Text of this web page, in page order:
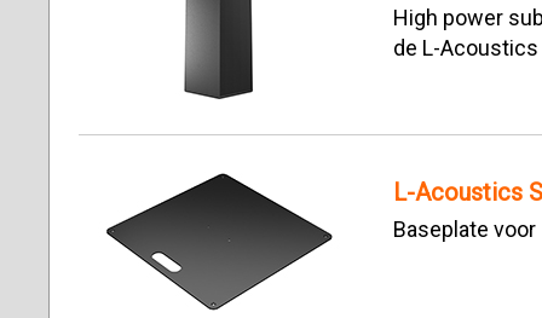
High power
de L-Acoustics
L-Acoustics
Baseplate